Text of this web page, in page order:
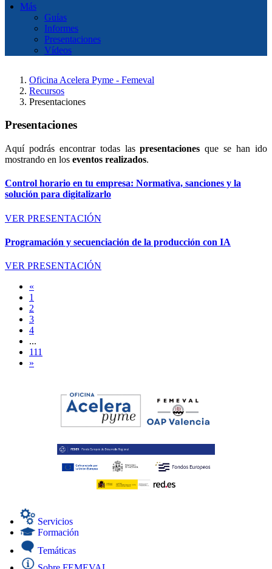
Más
Guías
Informes
Presentaciones
Vídeos
Oficina Acelera Pyme - Femeval
Recursos
Presentaciones
Presentaciones
Aquí podrás encontrar todas laspresentaciones que se han ido
mostrando en los eventos realizados.
Control horario en tu empresa: Normativa, sanciones y la
solución para digitalizarlo
VER PRESENTACIÓN
Programación y secuenciación de la producción con IA
VER PRESENTACIÓN
«
1
2
3
4
...
111
»
Servicios
Formación
Temáticas